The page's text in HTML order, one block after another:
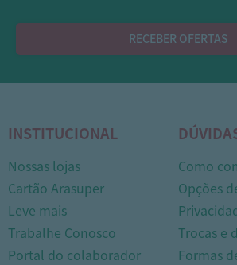
1
RECEBER OFERTAS
INSTITUCIONAL
Nossas lojas
Cartão Arasuper
Leve mais
Trabalhe Conosco
Portal do colaborador
Como
Opções
Trocas e
Formas